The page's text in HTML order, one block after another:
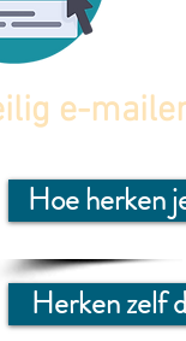
e-
Hoe herken
Herken zelf